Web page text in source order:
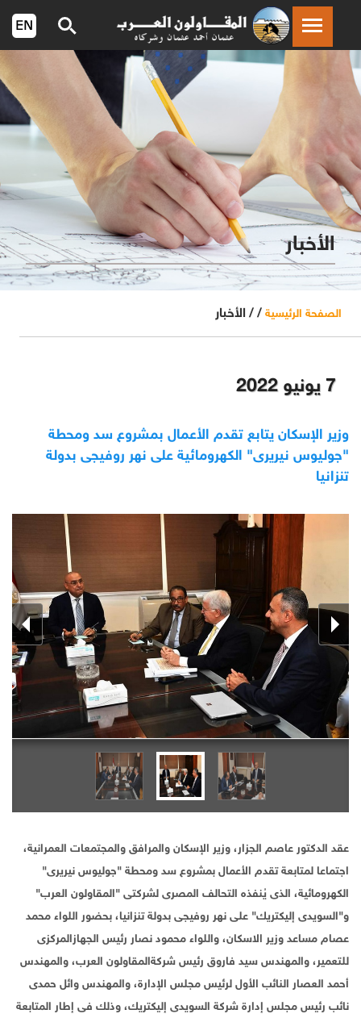
الأخبار
الصفحة الرئيسية / / الأخبار
7 يونيو 2022
وزير الإسكان يتابع تقدم الأعمال بمشروع سد ومحطة
"جوليوس نيريرى" الكهرومائية على نهر روفيجى بدولة
تنزانيا
عقد الدكتور عاصم الجزار، وزير الإسكان والمرافق والمجتمعات العمرانية،
اجتماعا لمتابعة تقدم الأعمال بمشروع سد ومحطة "جوليوس نيريرى"
الكهرومائية، الذى يُنفذه التحالف المصرى لشركتى "المقاولون العرب"
و"السويدى إليكتريك" على نهر روفيجى بدولة تنزانيا، بحضور اللواء محمد
عصام مساعد وزير الاسكان، واللواء محمود نصار رئيس الجهازالمركزى
للتعمير، والمهندس سيد فاروق رئيس شركةالمقاولون العرب، والمهندس
أحمد العصار النائب الأول لرئيس مجلس الإدارة، والمهندس وائل حمدى
نائب رئيس مجلس إدارة شركة السويدى إليكتريك، وذلك فى إطار المتابعة